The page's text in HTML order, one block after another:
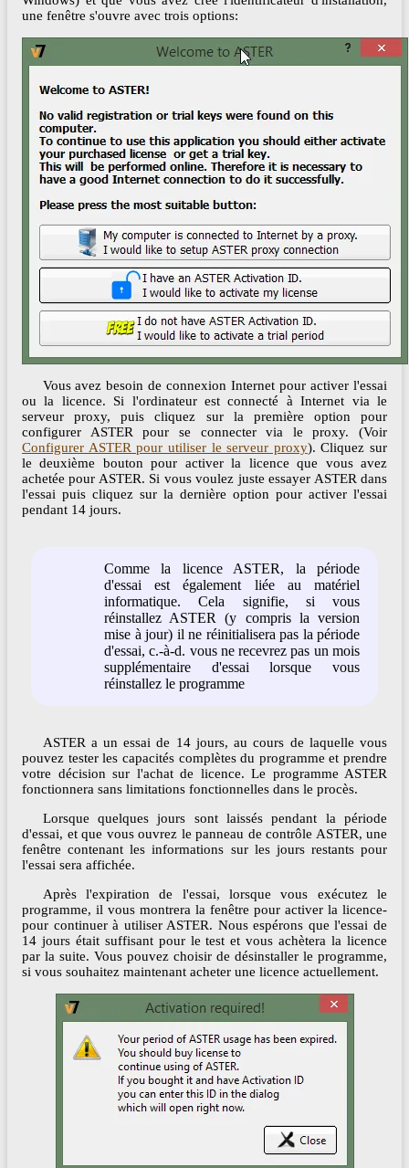
une fenêtre s'ouvre avec trois options:
Vous avez besoin de connexion Internet pour activer l'essai
ou la licence. Si l'ordinateur est connecté à Internet via le
serveur proxy, puis cliquez sur la première option pour
configurer ASTER pour se connecter via le proxy. (Voir​​​​​​
Configurer ASTER pour utiliser le serveur proxy). Cliquez sur
le deuxième bouton pour activer la licence que vous avez
achetée pour ASTER. Si vous voulez juste essayer ASTER dans
l'essai puis cliquez sur la dernière option pour activer l'essai
pendant 14 jours.
Comme la licence ASTER, la période
d'essai est également liée au matériel
informatique. Cela signifie, si vous
réinstallez ASTER (y compris la version
mise à jour) il ne réinitialisera pas la période
d'essai, c.-à-d. vous ne recevrez pas un mois
supplémentaire d'essai lorsque vous
réinstallez le programme
ASTER a un essai de 14 jours, au cours de laquelle vous
pouvez tester les capacités complètes du programme et prendre
votre décision sur l'achat de licence. Le programme ASTER
fonctionnera sans limitations fonctionnelles dans le procès.
Lorsque quelques jours sont laissés pendant la période
d'essai, et que vous ouvrez le panneau de contrôle ASTER, une
fenêtre contenant les informations sur les jours restants pour
l'essai sera affichée.
Après l'expiration de l'essai, lorsque vous exécutez le
programme, il vous montrera la fenêtre pour activer la licence-
pour continuer à utiliser ASTER. Nous espérons que l'essai de
14 jours était suffisant pour le test et vous achètera la licence
par la suite. Vous pouvez choisir de désinstaller le programme,
si vous souhaitez maintenant acheter une licence actuellement.